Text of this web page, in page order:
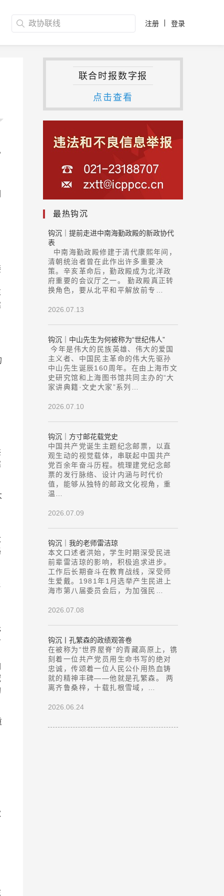
注册 登录
联合时报数字报
点击查看
最热钩沉
钩沉｜提前走进中南海勤政殿的新政协代
表
中南海勤政殿修建于清代康熙年间，
清朝统治者曾在此作出许多重要决
策。辛亥革命后，勤政殿成为北洋政
府重要的会议厅之一。 勤政殿真正转
换角色，要从北平和平解放前专…
2026.07.13
钩沉｜中山先生为何被称为“世纪伟人”
今年是伟大的民族英雄、伟大的爱国
主义者、中国民主革命的伟大先驱孙
中山先生诞辰160周年。在由上海市文
史研究馆和上海图书馆共同主办的“大
家讲典籍·文史大家”系列…
2026.07.10
钩沉｜方寸邮花载党史
中国共产党诞生主题纪念邮票，以直
观生动的视觉载体，串联起中国共产
党百余年奋斗历程。梳理建党纪念邮
票的发行脉络、设计内涵与时代价
值，能够从独特的邮政文化视角，重
温…
2026.07.09
钩沉｜我的老师雷洁琼
本文口述者洪始，学生时期深受民进
前辈雷洁琼的影响，积极追求进步。
工作后长期奋斗在教育战线，深受师
生爱戴。1981年1月选举产生民进上
海市第八届委员会后，为加强民…
2026.07.08
钩沉丨孔繁森的政绩观答卷
在被称为“世界屋脊”的青藏高原上，镌
刻着一位共产党员用生命书写的绝对
忠诚，传颂着一位人民公仆用热血铸
就的精神丰碑——他就是孔繁森。 两
离齐鲁桑梓，十载扎根雪域，…
2026.06.24